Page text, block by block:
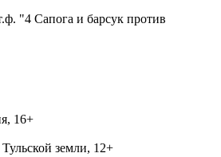
"4 Сапога и барсук против
16+
земли, 12+